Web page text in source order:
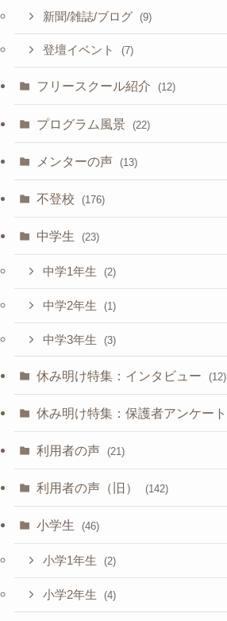
新聞/雑誌/ブログ (9)
登壇イベント (7)
フリースクール紹介 (12)
プログラム風景 (22)
メンターの声 (13)
不登校 (176)
中学生 (23)
中学1年生 (2)
中学2年生 (1)
中学3年生 (3)
休み明け特集：インタビュー (12)
休み明け特集：保護者アンケート
利用者の声 (21)
利用者の声（旧） (142)
小学生 (46)
小学1年生 (2)
小学2年生 (4)